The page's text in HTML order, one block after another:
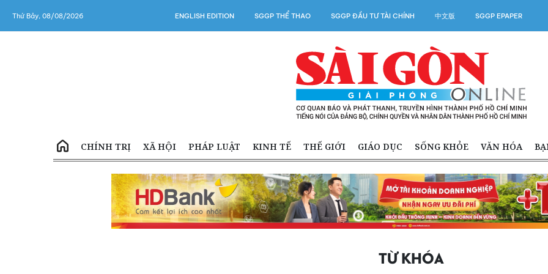
Thứ Bảy, 08/08/2026 ENGLISH EDITION SGGP THỂ THAO SGGP ĐẦU TƯ TÀI CHÍNH 中文版 SGGP EPAPER
CHÍNH TRỊ XÃ HỘI PHÁP LUẬT KINH TẾ THẾ GIỚI GIÁO DỤC SỐNG KHỎE VĂN HÓA
TỪ KHÓA